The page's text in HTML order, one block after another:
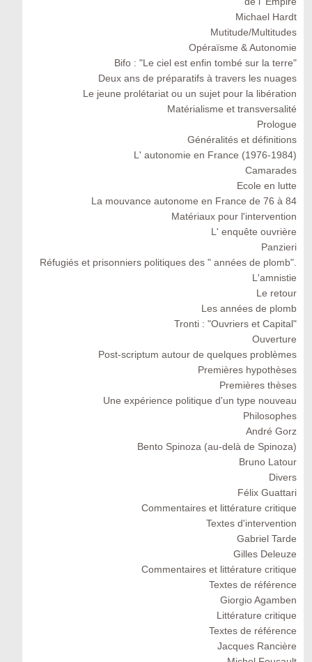
Michael Hardt
Mutitude/Multitudes
Opéraïsme & Autonomie
Bifo : "Le ciel est enfin tombé sur la terre"
Deux ans de préparatifs à travers les nuages
Le jeune prolétariat ou un sujet pour la libération
Matérialisme et transversalité
Prologue
Généralités et définitions
L' autonomie en France (1976-1984)
Camarades
Ecole en lutte
La mouvance autonome en France de 76 à 84
Matériaux pour l'intervention
L' enquête ouvrière
Panzieri
Réfugiés et prisonniers politiques des " années de plomb".
L'amnistie
Le retour
Les années de plomb
Tronti : "Ouvriers et Capital"
Ouverture
Post-scriptum autour de quelques problèmes
Premières hypothèses
Premières thèses
Une expérience politique d'un type nouveau
Philosophes
André Gorz
Bento Spinoza (au-delà de Spinoza)
Bruno Latour
Divers
Félix Guattari
Commentaires et littérature critique
Textes d'intervention
Gabriel Tarde
Gilles Deleuze
Commentaires et littérature critique
Textes de référence
Giorgio Agamben
Littérature critique
Textes de référence
Jacques Rancière